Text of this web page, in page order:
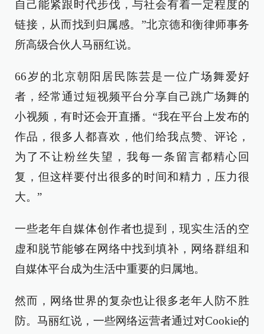
自己能紧跟时代步伐，与社会有着一定程度的
链接，从而找到归属感。”北京德和衡律师事务
所高级合伙人马丽红说。
66岁的北京朝阳居民陈芸是一位广场舞爱好
者，经常通过短视频平台分享自己跳广场舞的
小视频，有时还会开直播。“我在平台上发布的
作品，很多人都喜欢，他们给我点赞、评论，
为了不让粉丝失望，我每一条留言都精心回
复，但这样要付出很多的时间和精力，压力很
大。”
一些老年自媒体创作者也提到，现实生活的空
虚和脱节能够在网络中找到填补，网络群组和
自媒体平台成为生活中重要的归属地。
然而，网络世界的复杂也让很多老年人防不胜
防。马丽红说，一些网络运营者通过对Cookie的